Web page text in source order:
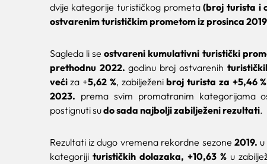
dvije kategorije turističkog prometa(broj turista i
ostvarenim turističkim prometom iz prosinca
Sagleda li seostvareni kumulativni turistički
prethodnu 2022. godinu broj ostvarenih
većiza +5,62 %, zabilježenibroj turista za +5,46 %
2023. prema svim promatranim kategorijama
postignuti sudo sada najbolji zabilježeni rezultati.
Rezultati iz dugo vremena rekordne sezone 2019. u
kategoriji turističkih dolazaka, +10,63 % u